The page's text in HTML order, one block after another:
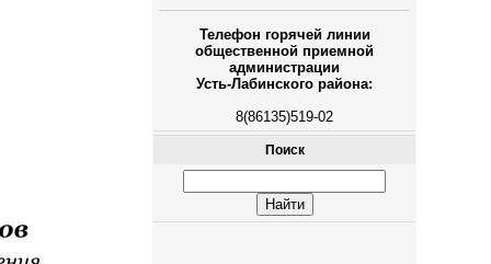
Телефон горячей линии
общественной приемной
администрации
Усть-Лабинского района:
8(86135)519-02
Поиск